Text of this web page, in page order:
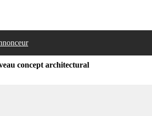
concept architectural